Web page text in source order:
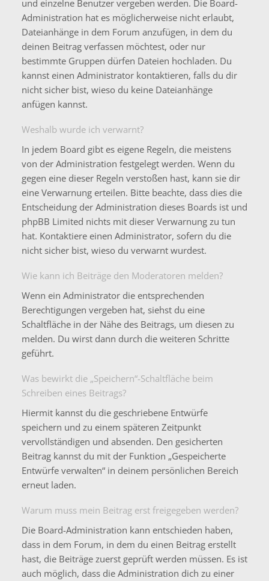
und einzelne Benutzer vergeben werden. Die Board-
Administration hat es möglicherweise nicht erlaubt,
Dateianhänge in dem Forum anzufügen, in dem du
deinen Beitrag verfassen möchtest, oder nur
bestimmte Gruppen dürfen Dateien hochladen. Du
kannst einen Administrator kontaktieren, falls du dir
nicht sicher bist, wieso du keine Dateianhänge
anfügen kannst.
Weshalb wurde ich verwarnt?
In jedem Board gibt es eigene Regeln, die meistens
von der Administration festgelegt werden. Wenn du
gegen eine dieser Regeln verstoßen hast, kann sie dir
eine Verwarnung erteilen. Bitte beachte, dass dies die
Entscheidung der Administration dieses Boards ist und
phpBB Limited nichts mit dieser Verwarnung zu tun
hat. Kontaktiere einen Administrator, sofern du die
nicht sicher bist, wieso du verwarnt wurdest.
Wie kann ich Beiträge den Moderatoren melden?
Wenn ein Administrator die entsprechenden
Berechtigungen vergeben hat, siehst du eine
Schaltfläche in der Nähe des Beitrags, um diesen zu
melden. Du wirst dann durch die weiteren Schritte
geführt.
Was bewirkt die „Speichern“-Schaltfläche beim
Schreiben eines Beitrags?
Hiermit kannst du die geschriebene Entwürfe
speichern und zu einem späteren Zeitpunkt
vervollständigen und absenden. Den gesicherten
Beitrag kannst du mit der Funktion „Gespeicherte
Entwürfe verwalten“ in deinem persönlichen Bereich
erneut laden.
Warum muss mein Beitrag erst freigegeben werden?
Die Board-Administration kann entschieden haben,
dass in dem Forum, in dem du einen Beitrag erstellt
hast, die Beiträge zuerst geprüft werden müssen. Es ist
auch möglich, dass die Administration dich zu einer